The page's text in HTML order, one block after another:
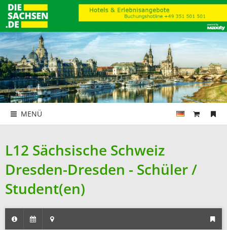
MENÜ
L12 Sächsische Schweiz
Dresden-Dresden - Schüler /
Student(en)